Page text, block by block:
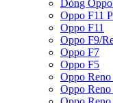
Dòng
Oppo F11
Oppo F11
Oppo F9/
Oppo F7
Oppo F5
Oppo
Oppo Reno